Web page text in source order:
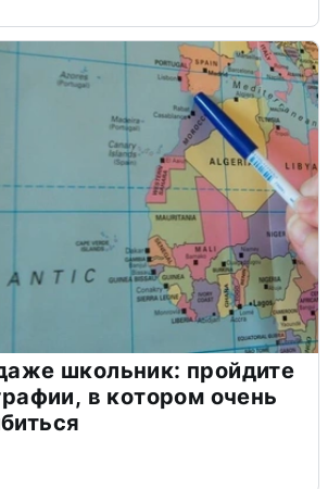
школьник: пройдите
в котором очень